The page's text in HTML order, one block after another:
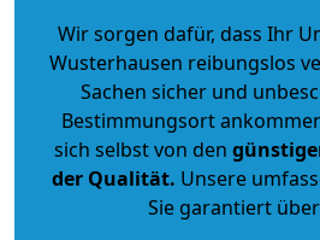
Wir sorgen dafür, dass Ihr
Wusterhausen reibungslos
Sachen sicher und
Bestimmungsort
sich selbst von den
der Qualität. Unsere
Sie garantiert